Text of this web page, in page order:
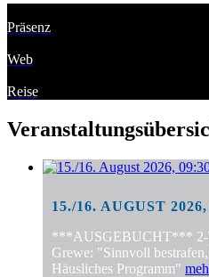
Präsenz
Web
Reise
15./16. AUGUST
***AUSGEBUCHT*** 2-
Grewe: "Sinnvoll
Häusliches Programm"